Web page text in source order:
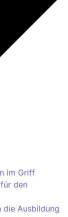
im Griff
den
die Ausbildung